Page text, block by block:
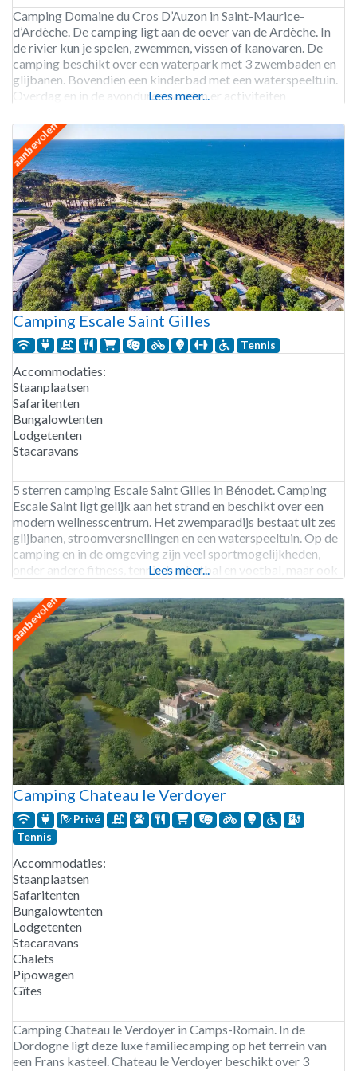
Camping Domaine du Cros D’Auzon in Saint-Maurice-
d’Ardèche. De camping ligt aan de oever van de Ardèche. In
de rivier kun je spelen, zwemmen, vissen of kanovaren. De
camping beschikt over een waterpark met 3 zwembaden en
glijbanen. Bovendien een kinderbad met een waterspeeltuin.
Overdag en in de avonduren worden er activiteiten
Camping Domaine
Lees meer...
aanbevolen
Camping Escale Saint Gilles
Tennis
Accommodaties:
Staanplaatsen
Safaritenten
Bungalowtenten
Lodgetenten
Stacaravans
5 sterren camping Escale Saint Gilles in Bénodet. Camping
Escale Saint ligt gelijk aan het strand en beschikt over een
modern wellnesscentrum. Het zwemparadijs bestaat uit zes
glijbanen, stroomversnellingen en een waterspeeltuin. Op de
camping en in de omgeving zijn veel sportmogelijkheden,
onder andere fitness, tennis, basketbal en voetbal, maar ook
Lees meer...
aanbevolen
Camping Chateau le Verdoyer
Privé
Tennis
Accommodaties:
Staanplaatsen
Safaritenten
Bungalowtenten
Lodgetenten
Stacaravans
Chalets
Pipowagen
Gîtes
Camping Chateau le Verdoyer in Camps-Romain. In de
Dordogne ligt deze luxe familiecamping op het terrein van
een Frans kasteel. Chateau le Verdoyer beschikt over 3